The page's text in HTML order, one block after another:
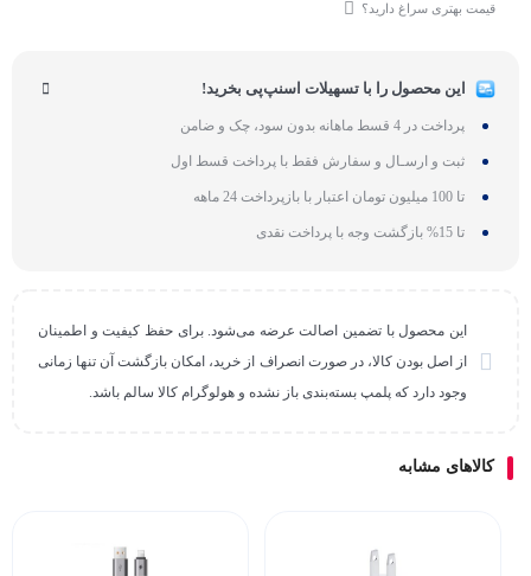
قیمت بهتری سراغ دارید؟
این محصول را با تسهیلات اسنپ‌پی بخرید!
پرداخت در 4 قسط ماهانه بدون سود، چک و ضامن
ثبت و ارسـال و سفارش فقط با پرداخت قسط اول
تا 100 میلیون تومان اعتبار با بازپرداخت 24 ماهه
تا 15% بازگشت وجه با پرداخت نقدی
این محصول با تضمین اصالت عرضه می‌شود. برای حفظ کیفیت و اطمینان
از اصل بودن کالا، در صورت انصراف از خرید، امکان بازگشت آن تنها زمانی
وجود دارد که پلمپ بسته‌بندی باز نشده و هولوگرام کالا سالم باشد.
کالاهای مشابه